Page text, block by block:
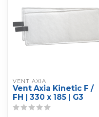
VENT AXIA
Vent Axia Kinetic F /
FH | 330 x 185 | G3